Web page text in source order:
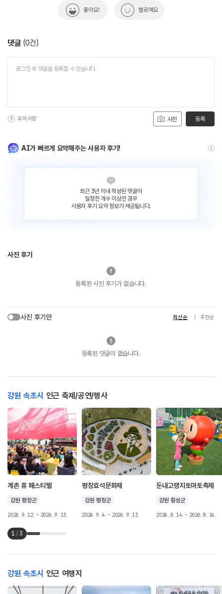
좋아요! 별로예요
댓글 (0건)
사진
유의사항 등록
AI가 빠르게 요약해주는 사용자 후기!
최근 3년 이내 작성된 댓글이
일정한 개수 이상인 경우
사용자 후기 요약 정보가 제공됩니다.
사진 후기
등록된 사진 후기가 없습니다.
사진 후기만 최신순 추천순
등록된 댓글이 없습니다.
강원 속초시 인근 축제/공연/행사
계촌 휴 페스티벌
강원 평창군
2026. 9. 12. ~ 2026. 9. 13.
평창효석문화제
강원 평창군
2026. 9. 4. ~ 2026. 9. 13.
둔내고랭지토마토축제
강원 횡성군
2026. 8. 14. ~ 2026. 8. 16.
1 / 3
강원 속초시 인근 여행지